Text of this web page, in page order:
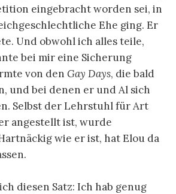
eingebracht worden sei, in
Ehe ging. Er
Und obwohl ich alles teile,
bei mir eine Sicherung
von den Gay Days, die bald
und bei denen er und Al sich
Selbst der Lehrstuhl für Art
angestellt ist, wurde
wie er ist, hat Elou da
diesen Satz: Ich hab genug